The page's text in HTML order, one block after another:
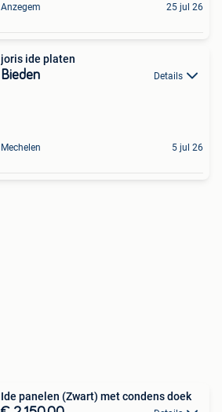
Anzegem 25 jul 26
joris ide platen
Bieden Details
Mechelen 5 jul 26
Ide panelen (Zwart) met condens doek